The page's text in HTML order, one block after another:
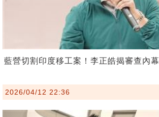
藍營切割印度移工案！李正皓揭審查內幕
2026/04/12 22:36